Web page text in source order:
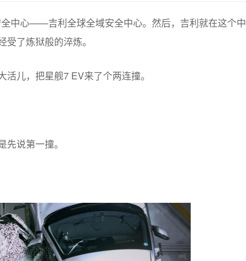
中心——吉利全球全域安全中心。然后，吉利就在这个中
了炼狱般的淬炼。
儿，把星舰7 EV来了个两连撞。
说第一撞。